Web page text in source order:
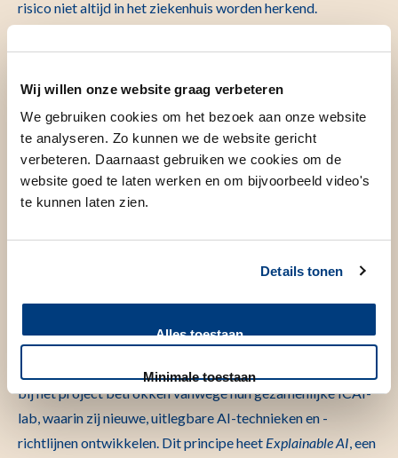
Wij willen onze website graag verbeteren
We gebruiken cookies om het bezoek aan onze website
te analyseren. Zo kunnen we de website gericht
verbeteren. Daarnaast gebruiken we cookies om de
website goed te laten werken en om bijvoorbeeld video's
te kunnen laten zien.
Details tonen
Alles toestaan
Minimale toestaan
risico niet altijd in het ziekenhuis worden herkend.
ongeveer de helft van de gevallen. Bij de andere helft blijft
de oorzaak van het te hoge cholesterol in het bloed
optimaal behandelen.
Een uitlegbaardere vorm van
instellingen, die elkaars data gaan gebruiken om de AI-
modellen te trainen. Alderliesten en Bosman (zie foto) zijn
bij het project betrokken vanwege hun gezamenlijke ICAI-
lab, waarin zij nieuwe, uitlegbare AI-technieken en -
richtlijnen ontwikkelen. Dit principe heet Explainable AI, een